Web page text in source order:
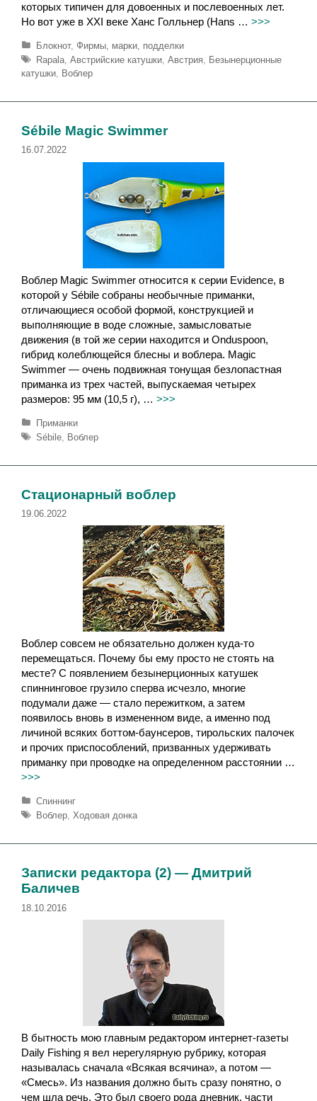
которых типичен для довоенных и послевоенных лет.
Но вот уже в XXI веке Ханс Голльнер (Hans … >>>
Р
у
б
и
Блокнот, Фирмы, марки, подделки
М
е
к
Rapala, Австрийские катушки, Австрия
Безынерционные
катушки
Воблер
Sébile Magic Swimmer
16.07.2022
Воблер Magic Swimmer относится к серии Evidence, в
которой у Sébile собраны необычные приманки,
отличающиеся особой формой, конструкцией и
выполняющие в воде сложные, замысловатые
движения (в той же серии находится и Onduspoon,
гибрид колеблющейся блесны и воблера. Magic
Swimmer — очень подвижная тонущая безлопастная
приманка из трех частей, выпускаемая четырех
размеров: 95 мм (10,5 г), … >>>
Р
у
и
Приманки
М
т
и
Sébile, Воблер
Стационарный воблер
19.06.2022
Воблер совсем не обязательно должен куда-то
перемещаться. Почему бы ему просто не стоять на
месте? С появлением безынерционных катушек
спиннинговое грузило сперва исчезло, многие
подумали даже — стало пережитком, а затем
появилось вновь в измененном виде, а именно под
личиной всяких боттом-баунсеров, тирольских палочек
и прочих приспособлений, призванных удерживать
приманку при проводке на определенном расстоянии …
>>>
Р
у
р
к
Спиннинг
М
т
и
Воблер, Ходовая донка
Записки редактора (2) — Дмитрий
Баличев
18.10.2016
В бытность мою главным редактором интернет-газеты
Daily Fishing я вел нерегулярную рубрику, которая
называлась сначала «Всякая всячина», а потом —
«Смесь». Из названия должно быть сразу понятно, о
чем шла речь. Это был своего рода дневник, части